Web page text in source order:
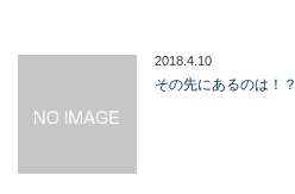
2018.4.10
その先にあるのは！？